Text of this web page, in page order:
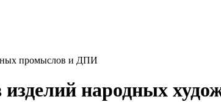
промыслов и ДПИ
изделий народных